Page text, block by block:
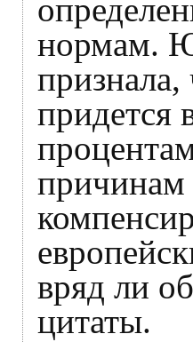
нормам.
признала,
придется
причинам
вряд ли
цитаты.